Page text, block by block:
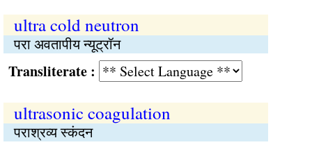
ultra cold neutron
परा अवतापीय न्यूट्रॉन
:
ultrasonic coagulation
पराश्रव्य स्कंदन